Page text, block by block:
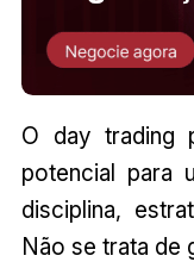
O day trading
potencial para
disciplina,
Não se trata de